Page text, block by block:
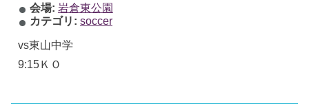
会場: 岩倉東公園
カテゴリ: soccer
vs東山中学
9:15ＫＯ